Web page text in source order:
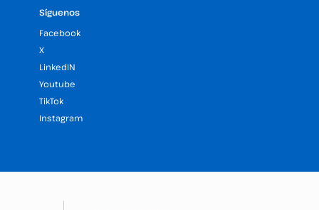
Síguenos
Facebook
X
LinkedIN
Youtube
TikTok
Instagram